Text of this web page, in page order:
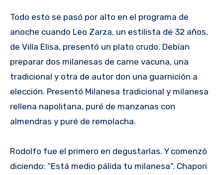
Todo esto se pasó por alto en el programa de
anoche cuando Leo Zarza, un estilista de 32 años,
de Villa Elisa, presentó un plato crudo. Debían
preparar dos milanesas de carne vacuna, una
tradicional y otra de autor don una guarnición a
elección. Presentó Milanesa tradicional y milanesa
rellena napolitana, puré de manzanas con
almendras y puré de remolacha.
Rodolfo fue el primero en degustarlas. Y comenzó
diciendo: “Está medio pálida tu milanesa”. Chapori